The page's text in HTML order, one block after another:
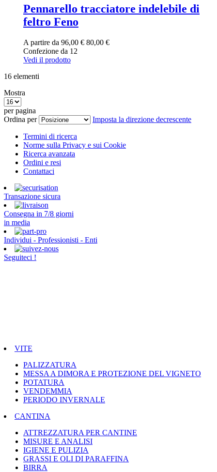
Pennarello tracciatore indelebile di
feltro Feno
A partire da 96,00 € 80,00 €
Confezione da 12
Vedi il prodotto
16 elementi
Mostra
per pagina
Ordina per
Imposta la direzione decrescente
Termini di ricerca
Norme sulla Privacy e sui Cookie
Ricerca avanzata
Ordini e resi
Contattaci
Transazione sicura
Consegna in 7/8 giorni
in media
Individui - Professionisti - Enti
Seguiteci !
VITE
PALIZZATURA
MESSA A DIMORA E PROTEZIONE DEL VIGNETO
POTATURA
VENDEMMIA
PERIODO INVERNALE
CANTINA
ATTREZZATURA PER CANTINE
MISURE E ANALISI
IGIENE E PULIZIA
GRASSI E OLI DI PARAFFINA
BIRRA